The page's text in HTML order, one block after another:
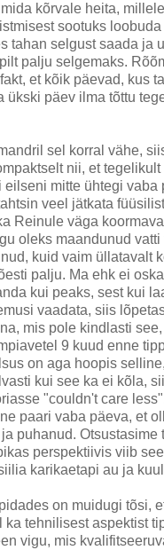
kõrvale heita,
sootuks
tahan selgust saada ja
palju selgemaks.
et kõik päevad, kus
ükski päev ilma tõttu
sel korral vähe,
nii, et tegelikult
eilseni mitte ühtegi vaba
veel jätkata
Reinule väga
oleks maandunud vatti
kuid vaim üllatavalt
palju. Ma ehk ei
kui peaks, sest kui
vaadata, siis
mis pole kindlasti
9 kuud enne
on aga hoopis
kui see ka ei kõla,
"couldn't care
paari vaba päeva, et
puhanud. Otsustasime
perspektiivis viib
karikaetapi au ja
on muidugi tõsi,
ka tehnilisest aspektist
vigu, mis